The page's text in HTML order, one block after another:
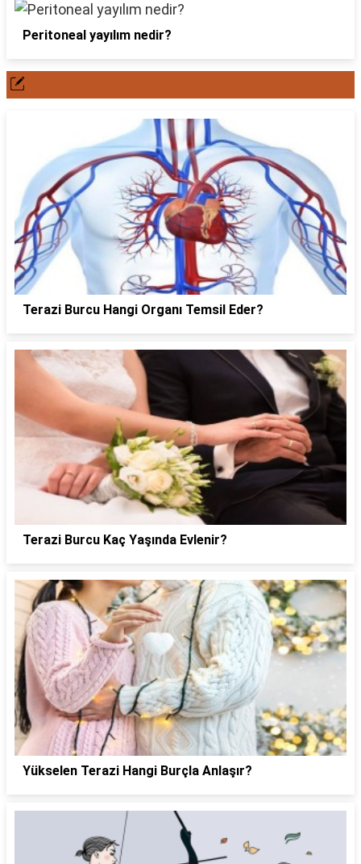
Peritoneal yayılım nedir?
Terazi Burcu Hangi Organı Temsil Eder?
Terazi Burcu Kaç Yaşında Evlenir?
Yükselen Terazi Hangi Burçla Anlaşır?